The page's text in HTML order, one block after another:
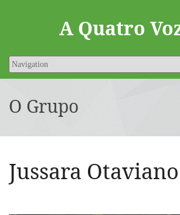
A Quatro
O Grupo
Jussara Otaviano